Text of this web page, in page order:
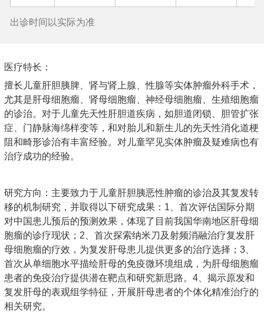
出诊时间以实际为准
医疗特长：
擅长儿童肝胆胰脾、肾与肾上腺、性腺等实体肿瘤外科手术，
尤其是肝母细胞瘤、肾母细胞瘤、神经母细胞瘤、生殖细胞瘤
的诊治。对于儿童先天性肝胆道疾病，如胆道闭锁、胆管扩张
症、门静脉海绵样变等，和对胎儿和新生儿的先天性消化道梗
阻和畸形诊治有丰富经验。对儿童罕见实体肿瘤及疑难病也有
治疗成功的经验。
研究方向：主要致力于儿童肝胆胰恶性肿瘤的诊治及其复发转
移的机制研究，并取得以下研究成果：1、首次评估国际分期
对中国患儿预后的预测效果，体现了目前我国华南地区肝母细
胞瘤的诊疗现状；2、首次探索纳米刀及射频消融治疗复发肝
母细胞瘤的疗效，为复发肝母患儿提供更多的治疗选择；3、
首次从单细胞水平描绘肝母的免疫微环境组成，为肝母细胞瘤
患者的免疫治疗提供潜在靶点和研究新思路。4、揭示原发和
复发肝母的表观组学特征，开展肝母患者的个体化精准治疗的
相关研究。